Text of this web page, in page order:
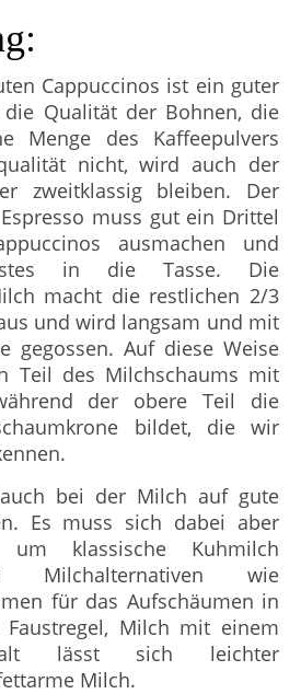
Cappuccinos ist ein guter
die Qualität der Bohnen, die
Menge des Kaffeepulvers
nicht, wird auch der
zweitklassig bleiben. Der
muss gut ein Drittel
ausmachen und
in die Tasse. Die
macht die restlichen 2/3
und wird langsam und mit
gegossen. Auf diese Weise
Teil des Milchschaums mit
der obere Teil die
bildet, die wir
bei der Milch auf gute
Es muss sich dabei aber
klassische Kuhmilch
Milchalternativen wie
für das Aufschäumen in
Milch mit einem
lässt sich leichter
Milch.